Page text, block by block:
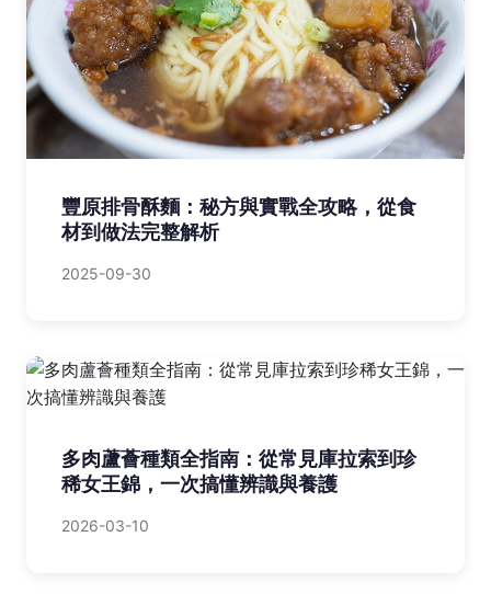
豐原排骨酥麵：秘方與實戰全攻略，從食
材到做法完整解析
2025-09-30
多肉蘆薈種類全指南：從常見庫拉索到珍
稀女王錦，一次搞懂辨識與養護
2026-03-10